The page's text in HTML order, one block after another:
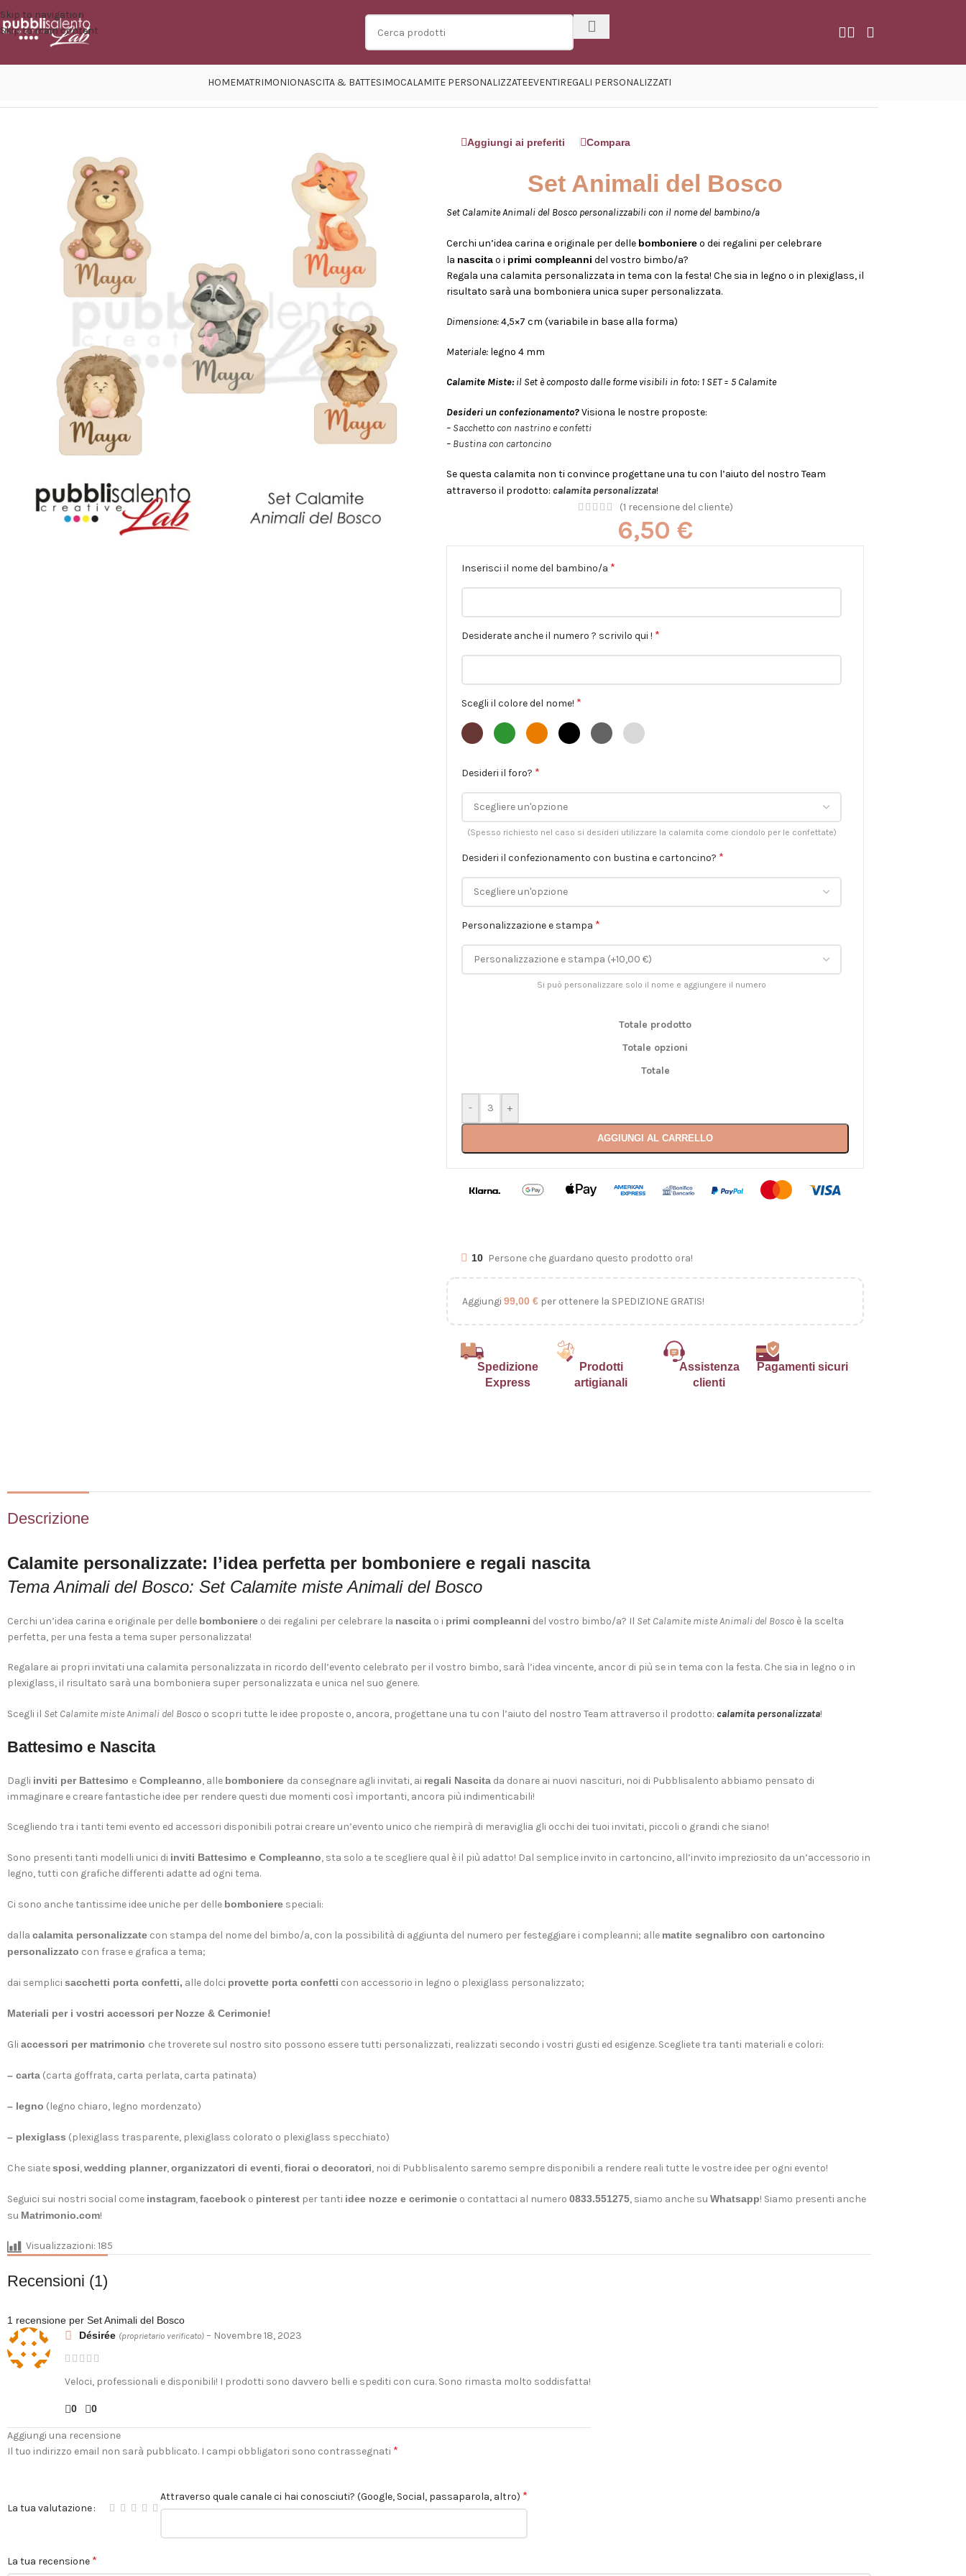
Skip to navigation
Skip to main content
HOMEMATRIMONIONASCITA & BATTESIMOCALAMITE PERSONALIZZATEEVENTIREGALI PERSONALIZZATI
Aggiungi ai preferiti Compara
Set Animali del Bosco
Set Calamite Animali del Bosco personalizzabili con il nome del bambino/a
Cerchi un’idea carina e originale per delle bomboniereo dei regalini per celebrare
la nascitao i primi compleanni del vostro bimbo/a?
Regala una calamita personalizzata in tema con la festa! Che sia in legno o in plexiglass, il
risultato sarà una bomboniera unica super personalizzata.
Dimensione:4,5×7 cm (variabile in base alla forma)
Materiale: legno 4 mm
Calamite Miste:il Set è composto dalle forme visibili in foto: 1 SET = 5 Calamite
Desideri un confezionamento?Visiona le nostre proposte:
– Sacchetto con nastrino e confetti
– Bustina con cartoncino
Se questa calamita non ti convince progettane una tu con l’aiuto del nostro Team
attraverso il prodotto: calamita personalizzata!
(1 recensione del cliente)
6,50 €
Inserisci il nome del bambino/a *
Desiderate anche il numero ? scrivilo qui ! *
Scegli il colore del nome! *
Desideri il foro? *
(Spesso richiesto nel caso si desideri utilizzare la calamita come ciondolo per le confettate)
Desideri il confezionamento con bustina e cartoncino? *
Personalizzazione e stampa *
Si può personalizzare solo il nome e aggiungere il numero
Totale prodotto
Totale opzioni
Totale
- +
AGGIUNGI AL CARRELLO
10 Persone che guardano questo prodotto ora!
Aggiungi 99,00 € per ottenere la SPEDIZIONE GRATIS!
Spedizione
Express
Prodotti
artigianali
Assistenza
clienti
Pagamenti sicuri
Descrizione
Calamite personalizzate: l’idea perfetta per bomboniere e regali nascita
Tema Animali del Bosco: Set Calamite miste Animali del Bosco
Cerchi un’idea carina e originale per delle bomboniere o dei regalini per celebrare la nascita o i primi compleanni del vostro bimbo/a? Il Set Calamite miste Animali del Bosco è la scelta
perfetta, per una festa a tema super personalizzata!
Regalare ai propri invitati una calamita personalizzata in ricordo dell’evento celebrato per il vostro bimbo, sarà l’idea vincente, ancor di più se in tema con la festa. Che sia in legno o in
plexiglass, il risultato sarà una bomboniera super personalizzata e unica nel suo genere.
Scegli il Set Calamite miste Animali del Bosco o scopri tutte le idee proposte o, ancora, progettane una tu con l’aiuto del nostro Team attraverso il prodotto: calamita personalizzata!
Battesimo e Nascita
Dagli inviti per Battesimo e Compleanno, alle bomboniere da consegnare agli invitati, ai regali Nascita da donare ai nuovi nascituri, noi di Pubblisalento abbiamo pensato di
immaginare e creare fantastiche idee per rendere questi due momenti così importanti, ancora più indimenticabili!
Scegliendo tra i tanti temi evento ed accessori disponibili potrai creare un’evento unico che riempirà di meraviglia gli occhi dei tuoi invitati, piccoli o grandi che siano!
Sono presenti tanti modelli unici di inviti Battesimo e Compleanno, sta solo a te scegliere qual è il più adatto! Dal semplice invito in cartoncino, all’invito impreziosito da un’accessorio in
legno, tutti con grafiche differenti adatte ad ogni tema.
Ci sono anche tantissime idee uniche per delle bomboniere speciali:
dalla calamita personalizzate con stampa del nome del bimbo/a, con la possibilità di aggiunta del numero per festeggiare i compleanni; alle matite segnalibro con cartoncino
personalizzato con frase e grafica a tema;
dai semplici sacchetti porta confetti, alle dolci provette porta confetti con accessorio in legno o plexiglass personalizzato;
Materiali per i vostri accessori per Nozze & Cerimonie!
Gli accessori per matrimonio che troverete sul nostro sito possono essere tutti personalizzati, realizzati secondo i vostri gusti ed esigenze. Scegliete tra tanti materiali e colori:
– carta (carta goffrata, carta perlata, carta patinata)
– legno (legno chiaro, legno mordenzato)
– plexiglass (plexiglass trasparente, plexiglass colorato o plexiglass specchiato)
Che siatesposi,wedding planner,organizzatori di eventi,fiorai o decoratori, noi di Pubblisalento saremo sempre disponibili a rendere reali tutte le vostre idee per ogni evento!
Seguici sui nostri social come instagram,facebook o pinterest per tanti idee nozze e cerimonie o contattaci al numero 0833.551275, siamo anche su Whatsapp! Siamo presenti anche
su Matrimonio.com!
Visualizzazioni: 185
Recensioni (1)
1 recensione per Set Animali del Bosco
Désirée (proprietario verificato) – Novembre 18, 2023
Veloci, professionali e disponibili! I prodotti sono davvero belli e spediti con cura. Sono rimasta molto soddisfatta!
0 0
Aggiungi una recensione
Il tuo indirizzo email non sarà pubblicato. I campi obbligatori sono contrassegnati *
La tua valutazione
Attraverso quale canale ci hai conosciuti? (Google, Social, passaparola, altro) *
La tua recensione *